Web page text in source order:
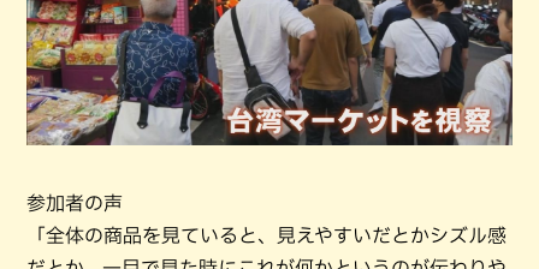
参加者の声
「全体の商品を見ていると、見えやすいだとかシズル感